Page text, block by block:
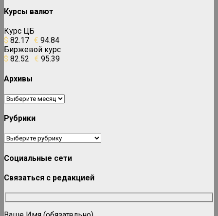
Курсы валют
Курс ЦБ
$ 82.17 € 94.84
Биржевой курс
$ 82.52 € 95.39
Архивы
Архивы
Рубрики
Рубрики
Социальные сети
Связаться с редакцией